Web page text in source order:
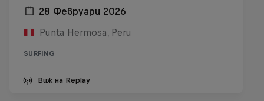
28 Февруари 2026
Punta Hermosa, Peru
SURFING
Виж на Replay